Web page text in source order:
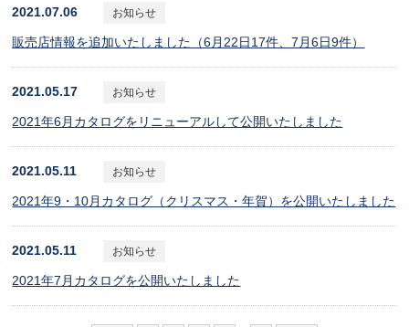
2021.07.06 お知らせ
販売店情報を追加いたしました（6月22日17件、7月6日9件）
2021.05.17 お知らせ
2021年6月カタログをリニューアルして公開いたしました
2021.05.11 お知らせ
2021年9・10月カタログ（クリスマス・年賀）を公開いたしました
2021.05.11 お知らせ
2021年7月カタログを公開いたしました